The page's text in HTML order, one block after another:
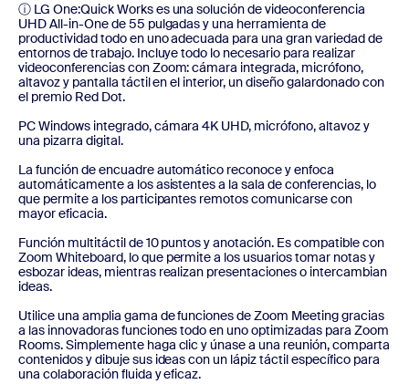
ⓘ LG One:Quick Works es una solución de videoconferencia
UHD All-in-One de 55 pulgadas y una herramienta de
productividad todo en uno adecuada para una gran variedad de
entornos de trabajo. Incluye todo lo necesario para realizar
videoconferencias con Zoom: cámara integrada, micrófono,
altavoz y pantalla táctil en el interior, un diseño galardonado con
el premio Red Dot.
PC Windows integrado, cámara 4K UHD, micrófono, altavoz y
una pizarra digital.
La función de encuadre automático reconoce y enfoca
automáticamente a los asistentes a la sala de conferencias, lo
que permite a los participantes remotos comunicarse con
mayor eficacia.
Función multitáctil de 10 puntos y anotación. Es compatible con
Zoom Whiteboard, lo que permite a los usuarios tomar notas y
esbozar ideas, mientras realizan presentaciones o intercambian
ideas.
Utilice una amplia gama de funciones de Zoom Meeting gracias
a las innovadoras funciones todo en uno optimizadas para Zoom
Rooms. Simplemente haga clic y únase a una reunión, comparta
contenidos y dibuje sus ideas con un lápiz táctil específico para
una colaboración fluida y eficaz.